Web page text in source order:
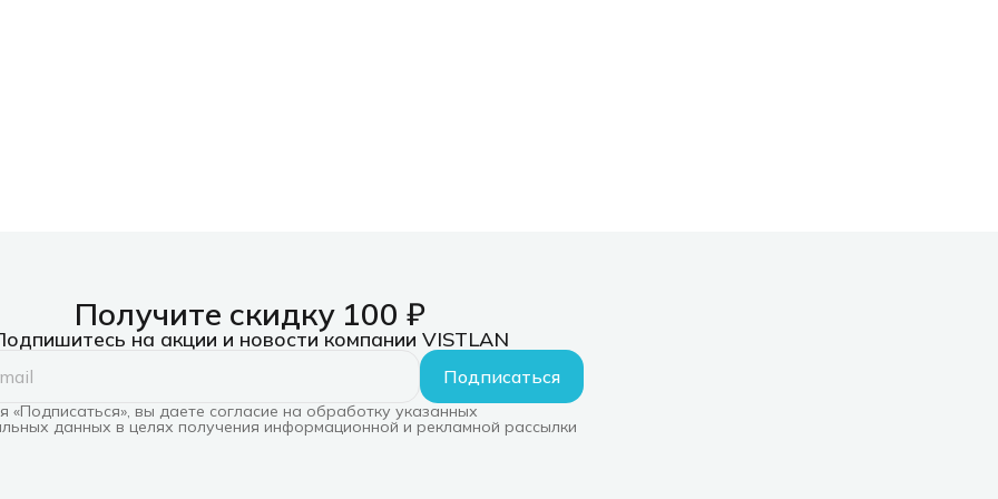
Получите скидку 100 ₽
на акции и новости компании VISTLAN
Подписаться
«Подписаться», вы даете согласие на обработку указанных
данных в целях получения информационной и рекламной рассылки